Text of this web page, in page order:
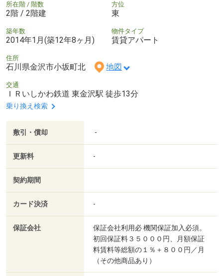
所在階 / 階数
2階 / 2階建
方位
東
築年数
2014年1月(築12年8ヶ月)
物件タイプ
賃貸アパート
住所
石川県金沢市小坂町北 地図
交通
ＩＲいしかわ鉄道 東金沢駅 徒歩13分
乗り換え検索
敷引・償却 -
更新料 -
契約期間
カード決済 -
保証会社
保証会社利用必 機関保証加入必須。
初回保証料３５０００円、月額保証
料賃料等総額の１％＋８００円／月
（その他商品あり）